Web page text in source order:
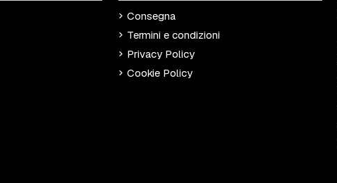
Consegna
Termini e condizioni
Privacy Policy
Cookie Policy